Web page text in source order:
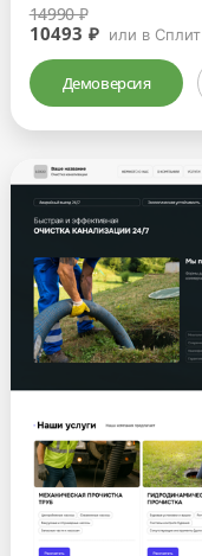
14990 ₽
10493 ₽ или в Сплит
Демоверсия